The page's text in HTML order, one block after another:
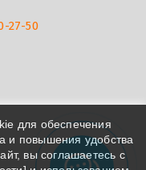
27-50
для обеспечения
и повышения удобства
вы соглашаетесь с